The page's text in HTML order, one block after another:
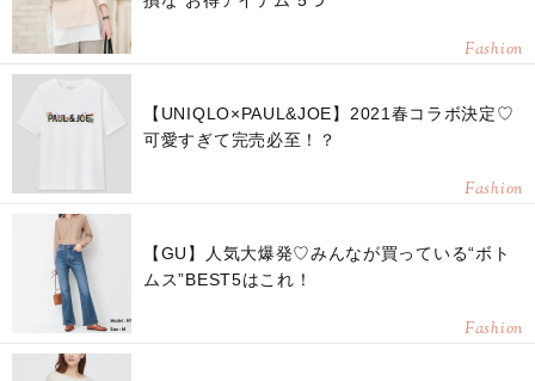
Fashion
【UNIQLO×PAUL&JOE】2021春コラボ決定♡
可愛すぎて完売必至！？
Fashion
【GU】人気大爆発♡みんなが買っている“ボト
ムス”BEST5はこれ！
Fashion